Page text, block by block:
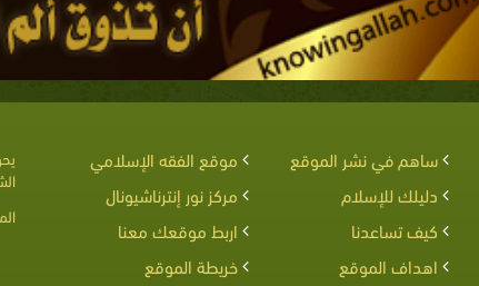
ساهم في نشر الموقع
موقع الفقه الإسلامي
دليلك للإسلام
مركز نور إنترناشيونال
كيف تساعدنا
اربط موقعك معنا
اهداف الموقع
خريطة الموقع